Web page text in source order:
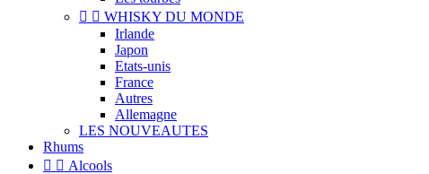
  WHISKY DU MONDE
Irlande
Japon
Etats-unis
France
Autres
Allemagne
LES NOUVEAUTES
Rhums
  Alcools